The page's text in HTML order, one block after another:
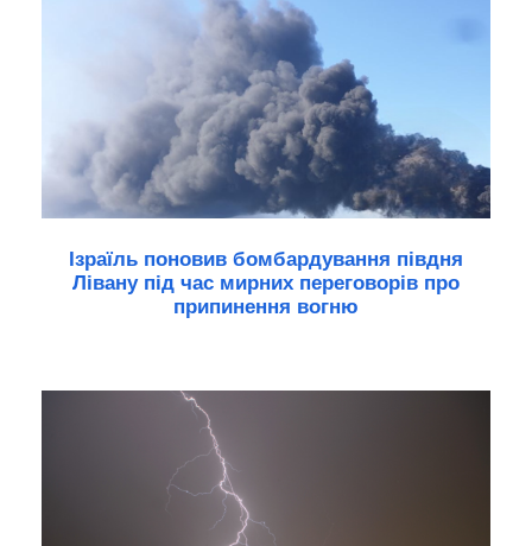
Ізраїль поновив бомбардування півдня
Лівану під час мирних переговорів про
припинення вогню